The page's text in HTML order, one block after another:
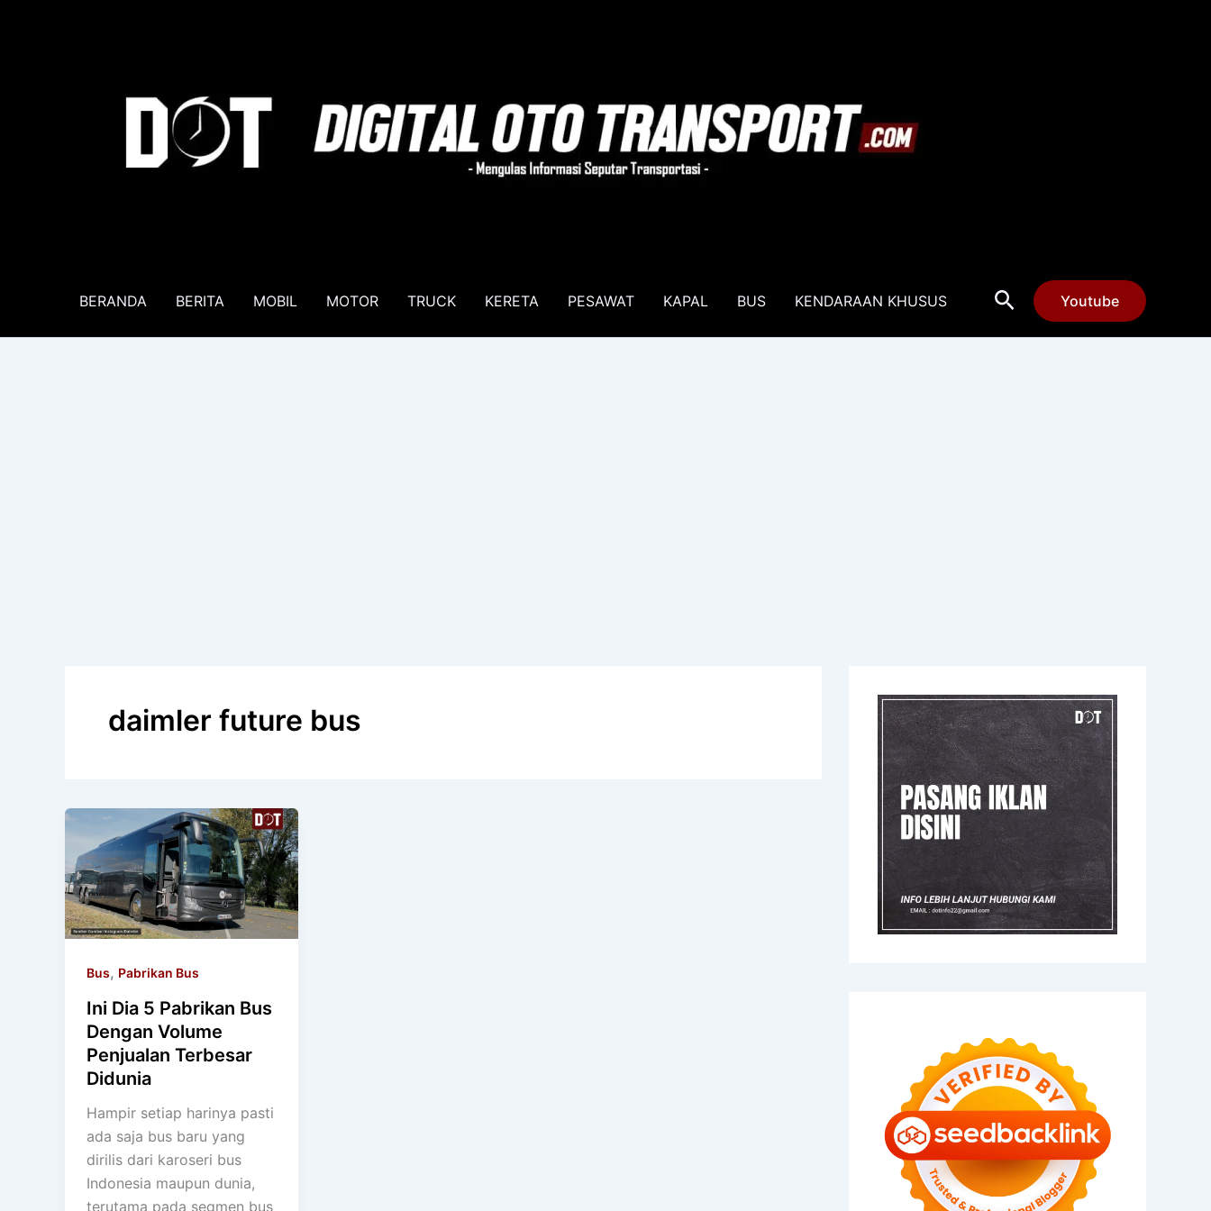
BERANDA BERITA MOBIL MOTOR TRUCK KERETA PESAWAT KAPAL BUS KENDARAAN KHUSUS Cari Youtube
daimler future bus
Bus, Pabrikan Bus
Ini Dia 5 Pabrikan Bus
Dengan Volume
Penjualan Terbesar
Didunia
Hampir setiap harinya pasti
ada saja bus baru yang
dirilis dari karoseri bus
Indonesia maupun dunia,
terutama pada segmen bus